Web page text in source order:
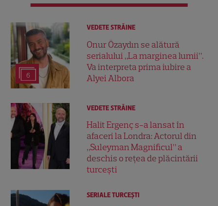
6
VEDETE STRĂINE
Onur Özaydın se alătură
serialului „La marginea lumii”.
Va interpreta prima iubire a
Alyei Albora
VEDETE STRĂINE
Halit Ergenç s-a lansat în
afaceri la Londra: Actorul din
„Suleyman Magnificul” a
deschis o rețea de plăcintării
turcești
SERIALE TURCEŞTI